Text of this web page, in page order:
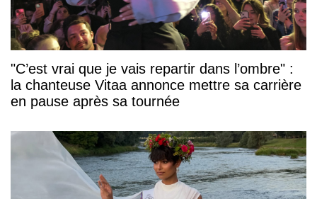
"C’est vrai que je vais repartir dans l’ombre" :
la chanteuse Vitaa annonce mettre sa carrière
en pause après sa tournée